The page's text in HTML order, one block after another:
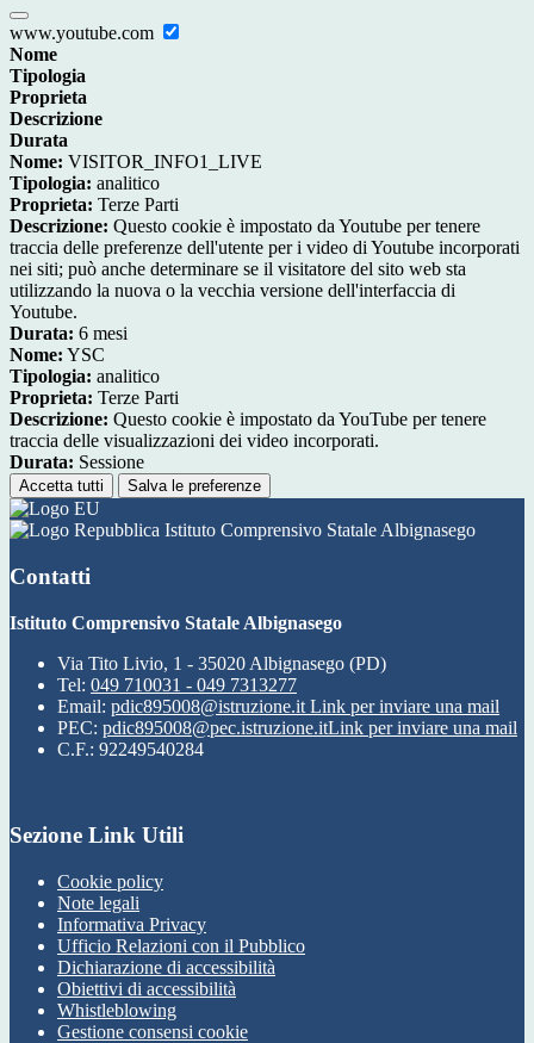
www.youtube.com
Nome
Tipologia
Proprieta
Descrizione
Durata
Nome: VISITOR_INFO1_LIVE
Tipologia: analitico
Proprieta: Terze Parti
Descrizione: Questo cookie è impostato da Youtube per tenere
traccia delle preferenze dell'utente per i video di Youtube incorporati
nei siti; può anche determinare se il visitatore del sito web sta
utilizzando la nuova o la vecchia versione dell'interfaccia di
Youtube.
Durata: 6 mesi
Nome: YSC
Tipologia: analitico
Proprieta: Terze Parti
Descrizione: Questo cookie è impostato da YouTube per tenere
traccia delle visualizzazioni dei video incorporati.
Durata: Sessione
Accetta tutti Salva le preferenze
Istituto Comprensivo Statale Albignasego
Contatti
Istituto Comprensivo Statale Albignasego
Via Tito Livio, 1 - 35020 Albignasego (PD)
Tel: 049 710031 - 049 7313277
Email: pdic895008@istruzione.it Link per inviare una mail
PEC: pdic895008@pec.istruzione.itLink per inviare una mail
C.F.: 92249540284
Sezione Link Utili
Cookie policy
Note legali
Informativa Privacy
Ufficio Relazioni con il Pubblico
Dichiarazione di accessibilità
Obiettivi di accessibilità
Whistleblowing
Gestione consensi cookie